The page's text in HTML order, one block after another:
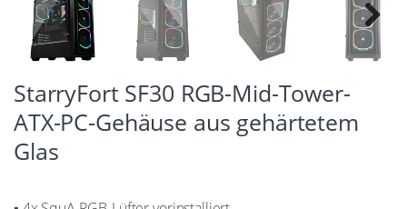
Previ
Next
StarryFort SF30 RGB-Mid-Tower-
ATX-PC-Gehäuse aus gehärtetem
Glas